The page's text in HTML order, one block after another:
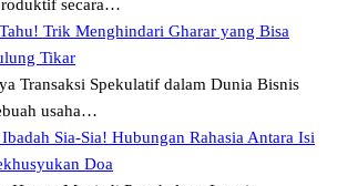
secara…
Trik Menghindari Gharar yang Bisa
Tikar
Transaksi Spekulatif dalam Dunia Bisnis
usaha…
Sia-Sia! Hubungan Rahasia Antara Isi
Doa